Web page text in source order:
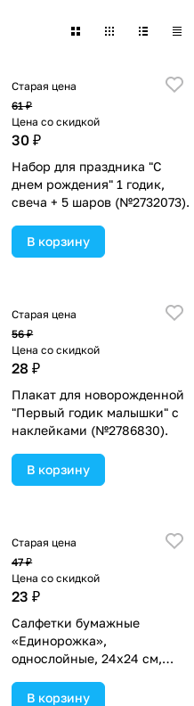
Старая цена
61 ₽
Цена со скидкой
30 ₽
Набор для праздника "С
днем рождения" 1 годик,
свеча + 5 шаров (№2732073).
В корзину
Старая цена
56 ₽
Цена со скидкой
28 ₽
Плакат для новорожденной
"Первый годик малышки" с
наклейками (№2786830).
В корзину
Старая цена
47 ₽
Цена со скидкой
23 ₽
Салфетки бумажные
«Единорожка»,
однослойные, 24х24 см,
В корзину